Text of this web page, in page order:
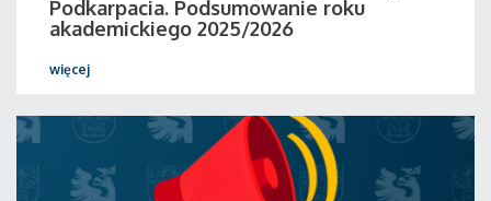
Podkarpacia. Podsumowanie roku
akademickiego 2025/2026
więcej